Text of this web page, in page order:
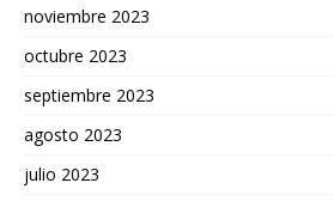
noviembre 2023
octubre 2023
septiembre 2023
agosto 2023
julio 2023